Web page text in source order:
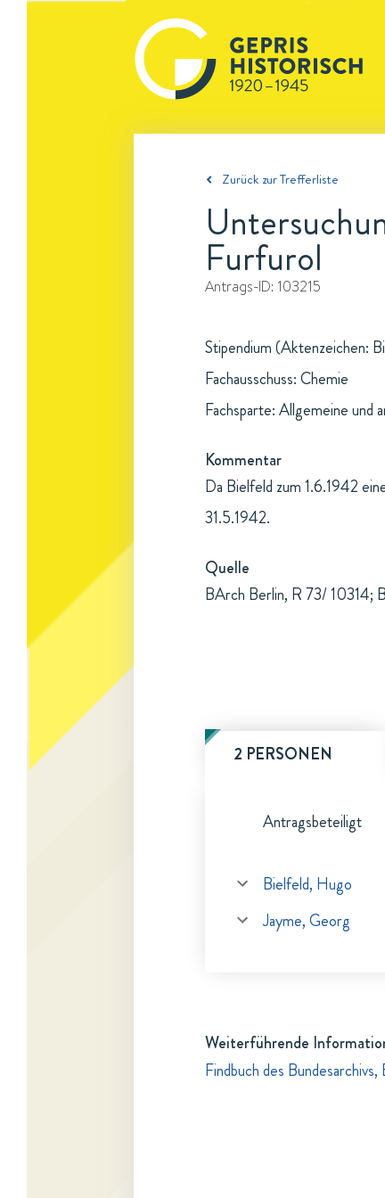
Zurück zur Trefferliste
Furfurol
Antrags-ID: 103215
Stipendium (Aktenzeichen:
Fachausschuss: Chemie
Fachsparte: Allgemeine und
Kommentar
Da Bielfeld zum 1.6.1942
31.5.1942.
Quelle
BArch Berlin, R 73/ 10314;
2 PERSONEN
Antragsbeteiligt
Bielfeld, Hugo
Jayme, Georg
Weiterführende
Findbuch des